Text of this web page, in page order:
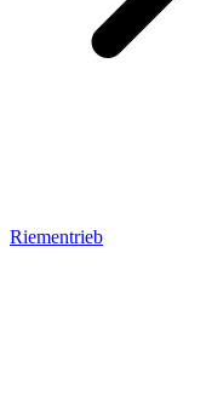
Riementrieb